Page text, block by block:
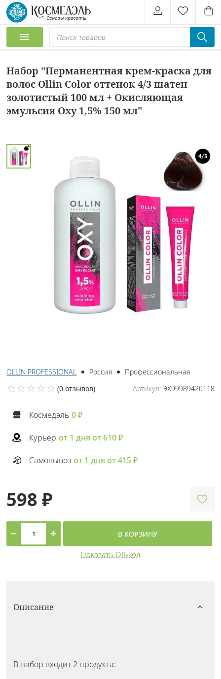
Набор "Перманентная крем-краска для
волос Ollin Color оттенок 4/3 шатен
золотистый 100 мл + Окисляющая
эмульсия Oxy 1,5% 150 мл"
OLLIN PROFESSIONAL Россия
Профессиональная
Артикул:ЭХ99989420118
(0 отзывов)
Космедэль 0 ₽
Курьер от 1 дня от 610 ₽
Самовывоз от 1 дня от 415 ₽
598 ₽
− + В КОРЗИНУ
Показать QR-код
Описание
В набор входит 2 продукта: